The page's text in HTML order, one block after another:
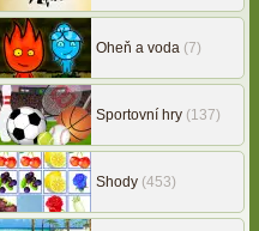
Oheň a voda (7)
Sportovní hry (137)
Shody (453)